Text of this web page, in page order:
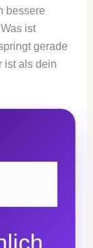
bessere
ist
gerade
ist als dein